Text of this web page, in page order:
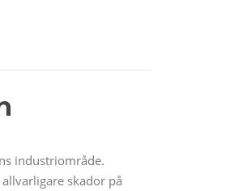
industriområde.
skador på